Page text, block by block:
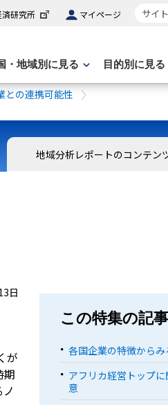
研究所 マイページ サイ
・地域別に見る 目的別に見る
との連携可能性
地域分析レポートのコンテン
日
が
期
この特集の記事
各国企業の特徴から
アフリカ経営トップ
意